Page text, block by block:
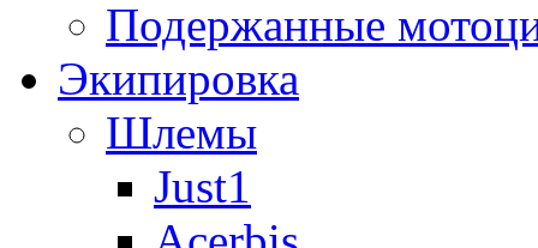
Подержанные
Экипировка
Шлемы
Just1